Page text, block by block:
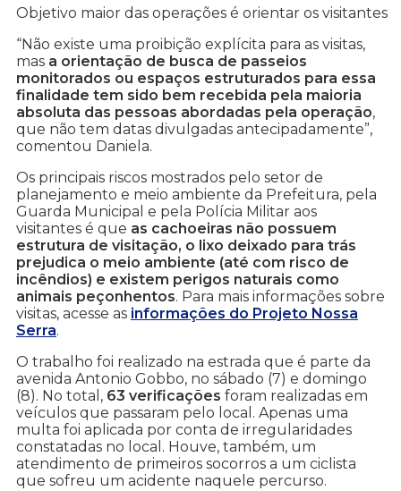
Objetivo maior das operações é orientar os visitantes
“Não existe uma proibição explícita para as visitas,
mas a orientação de busca de passeios
monitorados ou espaços estruturados para essa
finalidade tem sido bem recebida pela maioria
absoluta das pessoas abordadas pela operação,
que não tem datas divulgadas antecipadamente”,
comentou Daniela.
Os principais riscos mostrados pelo setor de
planejamento e meio ambiente da Prefeitura, pela
Guarda Municipal e pela Polícia Militar aos
visitantes é que as cachoeiras não possuem
estrutura de visitação, o lixo deixado para trás
prejudica o meio ambiente (até com risco de
incêndios) e existem perigos naturais como
animais peçonhentos. Para mais informações sobre
visitas, acesse as informações do Projeto Nossa
Serra.
O trabalho foi realizado na estrada que é parte da
avenida Antonio Gobbo, no sábado (7) e domingo
(8). No total, 63 verificações foram realizadas em
veículos que passaram pelo local. Apenas uma
multa foi aplicada por conta de irregularidades
constatadas no local. Houve, também, um
atendimento de primeiros socorros a um ciclista
que sofreu um acidente naquele percurso.